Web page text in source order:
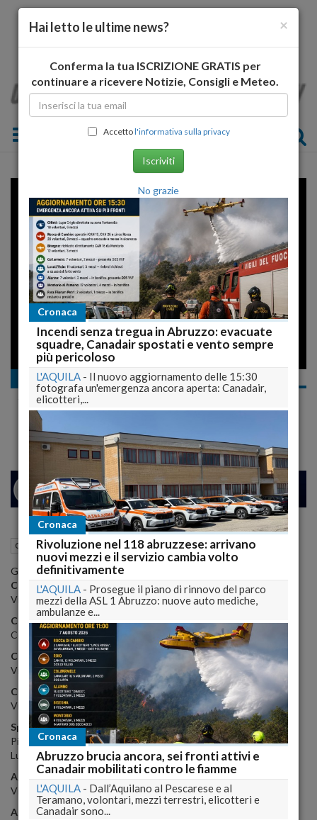
Toggle navigation
Error loading player: No playable
sources found
Cultura e Spettacolo
Scaffali Interculturali nella Regione Abruzzo
Lo spot
MILANO 26 31
Cultura e Spettacolo L'Aquila (AQ) 02 Dicembre 2008 09:44
Gli indirizzi:
Centro per l'Impiego Provincia dell'Aquila
Via ed Arco dei Francesi,6 - L'Aquila
Centro Polivalente Immigrati
Corso Marrucino,97 Chieti
Centro Polivalente Immigrati
Via raiale, 185 Pescara
Centro Polivalente Immigrati
Via Cesare Battisti,31- Martinsicuro ( TE)
Sportello Immigrati Arci
Piazza Umberto
Luco dei Marsi
Agenzia per la Promozione Culturale
Via dei Frentani,5 Lanciano
Agenzia per la Promozione Culturale
×
Hai letto le ultime news?
Conferma la tua ISCRIZIONE GRATIS per
continuare a ricevere Notizie, Consigli e Meteo.
Accettol'informativa sulla privacy
Iscriviti
No grazie
Cronaca
Incendi senza tregua in Abruzzo: evacuate
squadre, Canadair spostati e vento sempre
più pericoloso
L'AQUILA - Il nuovo aggiornamento delle 15:30
fotografa un'emergenza ancora aperta: Canadair,
elicotteri,...
Cronaca
Rivoluzione nel 118 abruzzese: arrivano
nuovi mezzi e il servizio cambia volto
definitivamente
L'AQUILA - Prosegue il piano di rinnovo del parco
mezzi della ASL 1 Abruzzo: nuove auto mediche,
ambulanze e...
Cronaca
Abruzzo brucia ancora, sei fronti attivi e
Canadair mobilitati contro le fiamme
L'AQUILA - Dall’Aquilano al Pescarese e al
Teramano, volontari, mezzi terrestri, elicotteri e
Canadair sono...